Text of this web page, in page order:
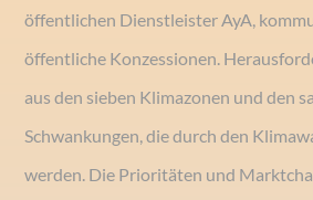
öffentlichen Dienstleister AyA,
öffentliche Konzessionen.
aus den sieben Klimazonen und den
Schwankungen, die durch den
werden. Die Prioritäten und